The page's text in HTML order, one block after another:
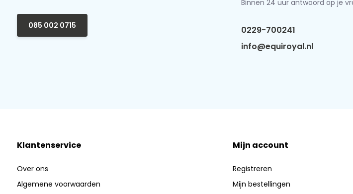
085 002 0715
Binnen 24 uur antwoord op je
0229-700241
info@equiroyal.nl
Klantenservice
Over ons
Algemene voorwaarden
Mijn account
Registreren
Mijn bestellingen